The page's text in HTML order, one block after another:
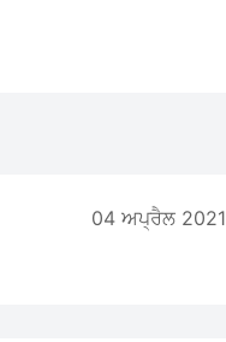
04 ਅਪ੍ਰੈਲ 2021